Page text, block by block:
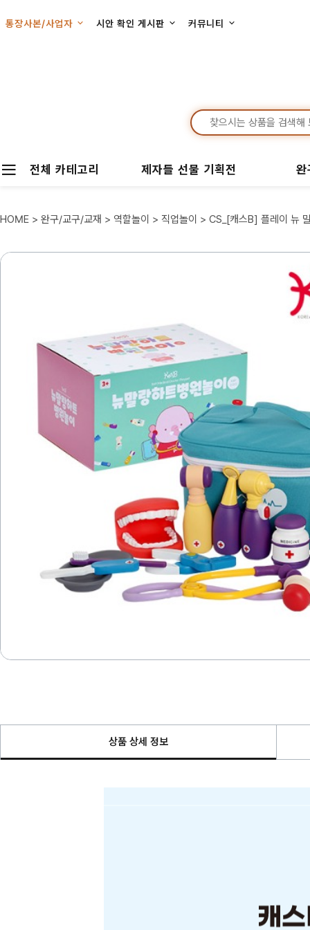
통장사본/사업자 시안 확인 게시판 커뮤니티
전체 카테고리 제자들 선물 기획전
HOME > 완구/교구/교재 > 역할놀이 > 직업놀이 > CS_[캐스B] 플레이 뉴
상품 상세 정보